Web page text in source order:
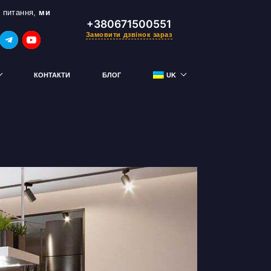
питання, ми
+380671500551
Замовити дзвінок зараз
знижку
КОНТАКТИ БЛОГ UK